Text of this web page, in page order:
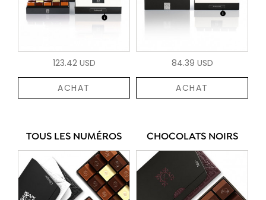
123.42 USD
ACHAT
84.39 USD
ACHAT
TOUS LES NUMÉROS CHOCOLATS NOIRS